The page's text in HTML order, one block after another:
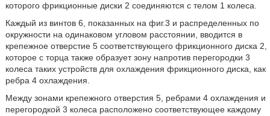
которого фрикционные диски 2 соединяются с телом 1 колеса.
Каждый из винтов 6, показанных на фиг.3 и распределенных по
окружности на одинаковом угловом расстоянии, вводится в
крепежное отверстие 5 соответствующего фрикционного диска 2,
которое с торца также образует зону напротив перегородки 3
колеса таких устройств для охлаждения фрикционного диска, как
ребра 4 охлаждения.
Между зонами крепежного отверстия 5, ребрами 4 охлаждения и
перегородкой 3 колеса расположено соответствующее каждому